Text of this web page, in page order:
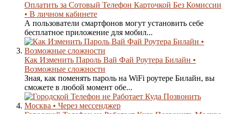
Оплатить за Сотовый Телефон Карточкой Без Комиссии
• В личном кабинете
А пользователи смартфонов могут установить себе
бесплатное приложение для мобил...
Как Изменить Пароль Вай Фай Роутера Билайн •
Возможные сложности
Зная, как поменять пароль на WiFi роутере Билайн, вы
сможете в любой момент обе...